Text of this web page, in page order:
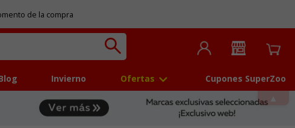
de la compra
Invierno Ofertas Cupones SuperZoo